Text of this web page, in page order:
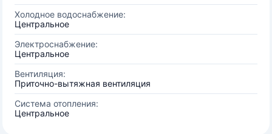
Холодное водоснабжение:
Центральное
Электроснабжение:
Центральное
Вентиляция:
Приточно-вытяжная вентиляция
Система отопления:
Центральное